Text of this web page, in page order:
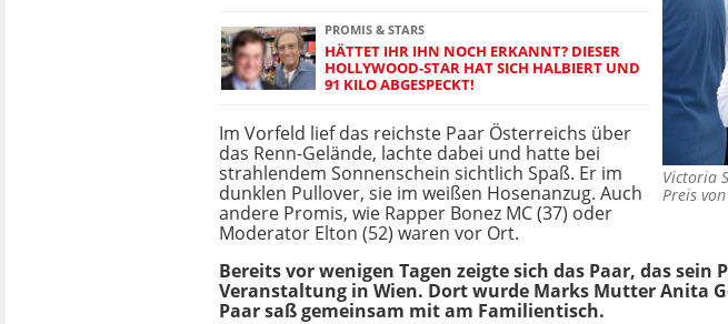
Victoria
Preis
PROMIS & STARS
HÄTTET IHR IHN NOCH ERKANNT? DIESER
HOLLYWOOD-STAR HAT SICH HALBIERT UND
91 KILO ABGESPECKT!
Im Vorfeld lief das reichste Paar Österreichs über
das Renn-Gelände, lachte dabei und hatte bei
strahlendem Sonnenschein sichtlich Spaß. Er im
dunklen Pullover, sie im weißen Hosenanzug. Auch
andere Promis, wie Rapper Bonez MC (37) oder
Moderator Elton (52) waren vor Ort.
Bereits vor wenigen Tagen zeigte sich das Paar, das
Veranstaltung in Wien. Dort wurde Marks Mutter Anita
Paar saß gemeinsam mit am Familientisch.